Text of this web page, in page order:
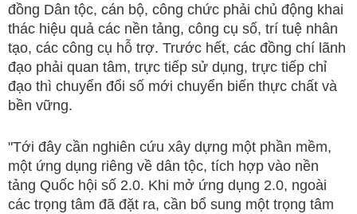
đồng Dân tộc, cán bộ, công chức phải chủ động khai
thác hiệu quả các nền tảng, công cụ số, trí tuệ nhân
tạo, các công cụ hỗ trợ. Trước hết, các đồng chí lãnh
đạo phải quan tâm, trực tiếp sử dụng, trực tiếp chỉ
đạo thì chuyển đổi số mới chuyển biến thực chất và
bền vững.
"Tới đây cần nghiên cứu xây dựng một phần mềm,
một ứng dụng riêng về dân tộc, tích hợp vào nền
tảng Quốc hội số 2.0. Khi mở ứng dụng 2.0, ngoài
các trọng tâm đã đặt ra, cần bổ sung một trọng tâm